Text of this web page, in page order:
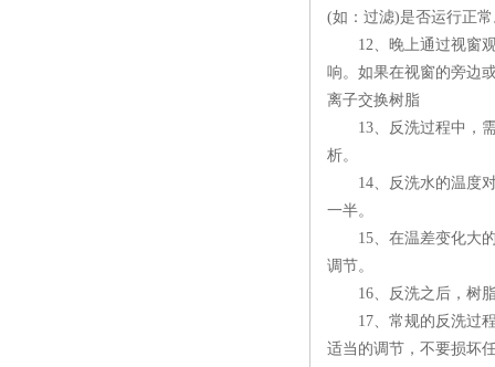
(如：过滤)是否运行正
12、晚上通过视窗观
响。如果在视窗的旁边
离子交换树脂
13、反洗过程中，需
析。
14、反洗水的温度对
一半。
15、在温差变化大的
调节。
16、反洗之后，树脂
17、常规的反洗过程
适当的调节，不要损坏